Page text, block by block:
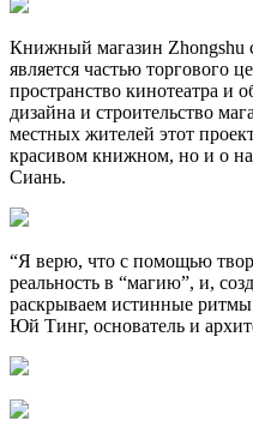
Книжный магазин Zhongshu
является частью торгового
пространство кинотеатра и
дизайна и строительство
местных жителей этот
красивом книжном, но и о
Сиань.
“Я верю, что с помощью
реальность в “магию”, и,
раскрываем истинные
Юй Тинг, основатель и